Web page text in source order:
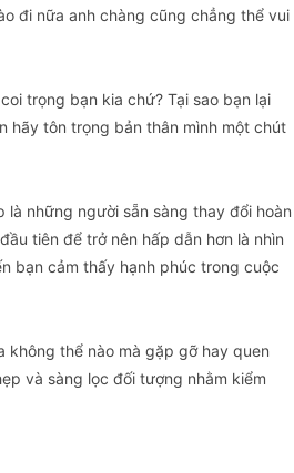
đi nữa anh chàng cũng chẳng thể vui
trọng bạn kia chứ? Tại sao bạn lại
hãy tôn trọng bản thân mình một chút
những người sẵn sàng thay đổi hoàn
tiên để trở nên hấp dẫn hơn là nhìn
bạn cảm thấy hạnh phúc trong cuộc
thể nào mà gặp gỡ hay quen
và sàng lọc đối tượng nhằm kiểm